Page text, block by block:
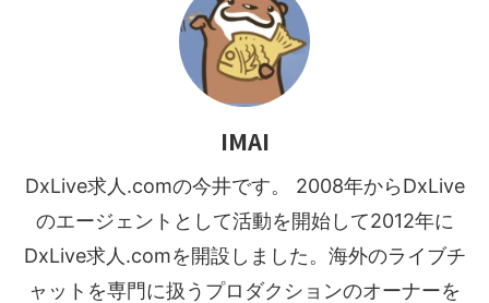
IMAI
DxLive求人.comの今井です。 2008年からDxLive
のエージェントとして活動を開始して2012年に
DxLive求人.comを開設しました。海外のライブチ
ャットを専門に扱うプロダクションのオーナーを